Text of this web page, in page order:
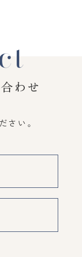
わせ
さい。